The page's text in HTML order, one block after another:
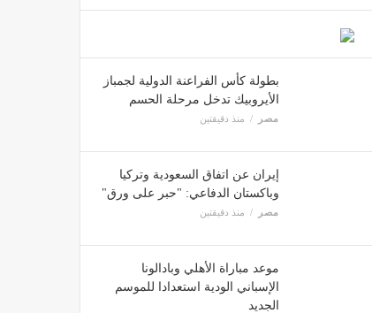
بطولة كأس الفراعنة الدولية لجمباز
الأيروبيك تدخل مرحلة الحسم
مصر منذ دقيقتين
إيران عن اتفاق السعودية وتركيا
وباكستان الدفاعي: "حبر على ورق"
مصر منذ دقيقتين
موعد مباراة الأهلي وبادالونا
الإسباني الودية استعدادا للموسم
الجديد